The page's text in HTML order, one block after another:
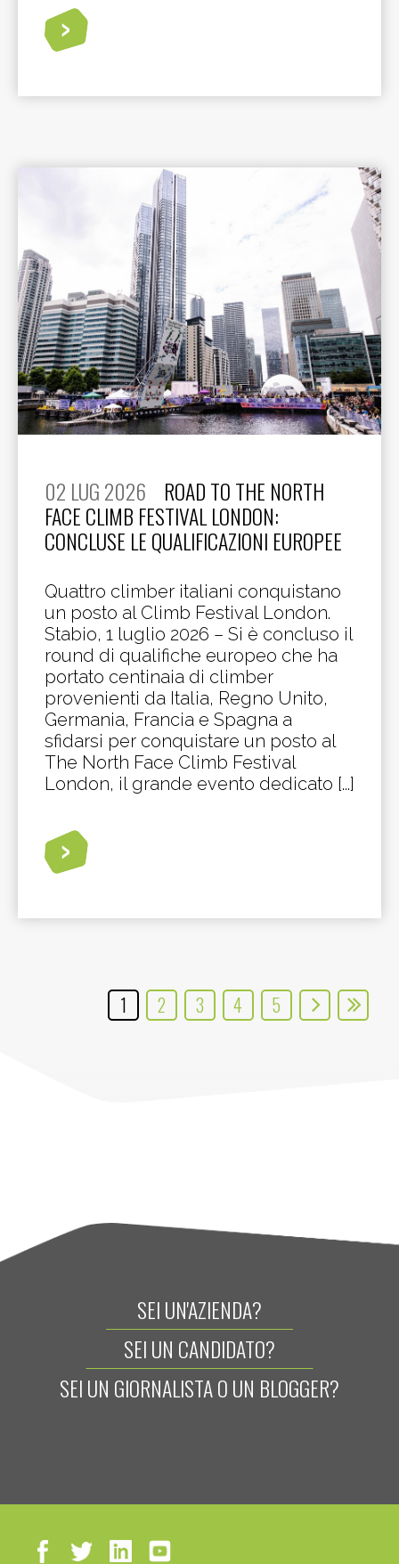
02 LUG 2026
ROAD TO THE NORTH
FACE CLIMB FESTIVAL LONDON:
CONCLUSE LE QUALIFICAZIONI EUROPEE
Quattro climber italiani conquistano
un posto al Climb Festival London.
Stabio, 1 luglio 2026 – Si è concluso il
round di qualifiche europeo che ha
portato centinaia di climber
provenienti da Italia, Regno Unito,
Germania, Francia e Spagna a
sfidarsi per conquistare un posto al
The North Face Climb Festival
London, il grande evento dedicato [...]
1 2 3 4 5
SEI UN'AZIENDA?
SEI UN CANDIDATO?
SEI UN GIORNALISTA O UN BLOGGER?